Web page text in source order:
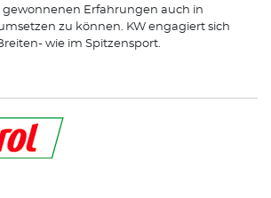
gewonnenen Erfahrungen auch in
zu können. KW engagiert sich
wie im Spitzensport.